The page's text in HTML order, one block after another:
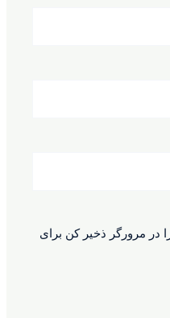
در مرورگر ذخیر کن برای